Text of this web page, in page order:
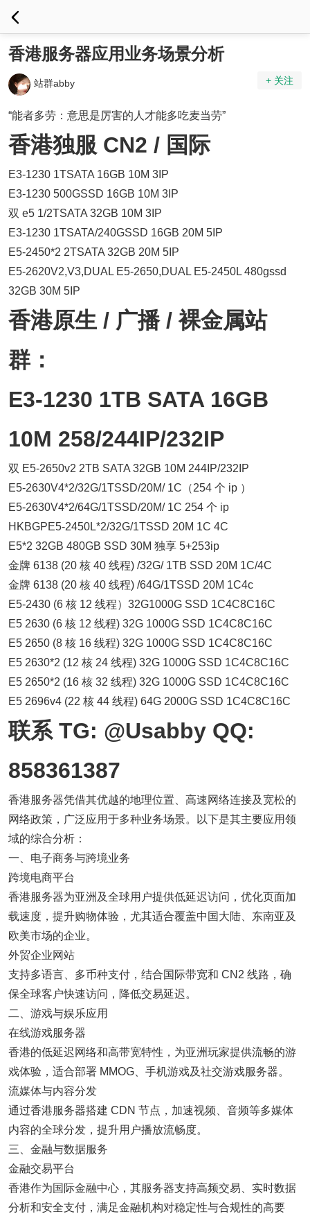
香港服务器应用业务场景分析
站群abby + 关注
“能者多劳：意思是厉害的人才能多吃麦当劳”
香港独服 CN2 / 国际
E3-1230 1TSATA 16GB 10M 3IP
E3-1230 500GSSD 16GB 10M 3IP
双 e5 1/2TSATA 32GB 10M 3IP
E3-1230 1TSATA/240GSSD 16GB 20M 5IP
E5-2450*2 2TSATA 32GB 20M 5IP
E5-2620V2,V3,DUAL E5-2650,DUAL E5-2450L 480gssd
32GB 30M 5IP
香港原生 / 广播 / 裸金属站
群：
E3-1230 1TB SATA 16GB
10M 258/244IP/232IP
双 E5-2650v2 2TB SATA 32GB 10M 244IP/232IP
E5-2630V4*2/32G/1TSSD/20M/ 1C（254 个 ip ）
E5-2630V4*2/64G/1TSSD/20M/ 1C 254 个 ip
HKBGPE5-2450L*2/32G/1TSSD 20M 1C 4C
E5*2 32GB 480GB SSD 30M 独享 5+253ip
金牌 6138 (20 核 40 线程) /32G/ 1TB SSD 20M 1C/4C
金牌 6138 (20 核 40 线程) /64G/1TSSD 20M 1C4c
E5-2430 (6 核 12 线程）32G1000G SSD 1C4C8C16C
E5 2630 (6 核 12 线程) 32G 1000G SSD 1C4C8C16C
E5 2650 (8 核 16 线程) 32G 1000G SSD 1C4C8C16C
E5 2630*2 (12 核 24 线程) 32G 1000G SSD 1C4C8C16C
E5 2650*2 (16 核 32 线程) 32G 1000G SSD 1C4C8C16C
E5 2696v4 (22 核 44 线程) 64G 2000G SSD 1C4C8C16C
联系 TG: @Usabby QQ:
858361387
香港服务器凭借其优越的地理位置、高速网络连接及宽松的
网络政策，广泛应用于多种业务场景。以下是其主要应用领
域的综合分析：
一、电子商务与跨境业务
跨境电商平台
香港服务器为亚洲及全球用户提供低延迟访问，优化页面加
载速度，提升购物体验，尤其适合覆盖中国大陆、东南亚及
欧美市场的企业。
外贸企业网站
支持多语言、多币种支付，结合国际带宽和 CN2 线路，确
保全球客户快速访问，降低交易延迟。
二、游戏与娱乐应用
在线游戏服务器
香港的低延迟网络和高带宽特性，为亚洲玩家提供流畅的游
戏体验，适合部署 MMOG、手机游戏及社交游戏服务器。
流媒体与内容分发
通过香港服务器搭建 CDN 节点，加速视频、音频等多媒体
内容的全球分发，提升用户播放流畅度。
三、金融与数据服务
金融交易平台
香港作为国际金融中心，其服务器支持高频交易、实时数据
分析和安全支付，满足金融机构对稳定性与合规性的高要